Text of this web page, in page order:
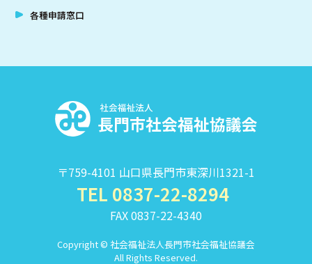
各種申請窓口
〒759-4101 山口県長門市東深川1321-1
TEL 0837-22-8294
FAX 0837-22-4340
Copyright © 社会福祉法人長門市社会福祉協議会
All Rights Reserved.